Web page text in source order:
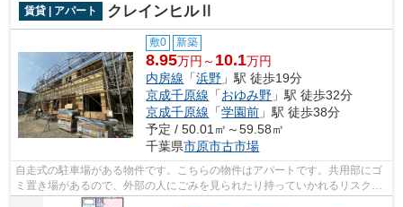
賃貸 | アパート クレインヒルⅡ
敷0 新築
8.95万円～ 10.1万円
内房線 「浜野 」駅 徒歩19分
京成千原線 「おゆみ野 」駅 徒歩32分
京成千原線 「学園前 」駅 徒歩38分
予定 / 50.01㎡～59.58㎡
千葉県市原市古市場
自走式の駐車場がある物件です。こちらの物件はアパートです。共用部にゴ
ミ置き場があるので、外部の人にごみを見られたり持っていかれるリスクが
低くなります。パソコン作業が多い方...